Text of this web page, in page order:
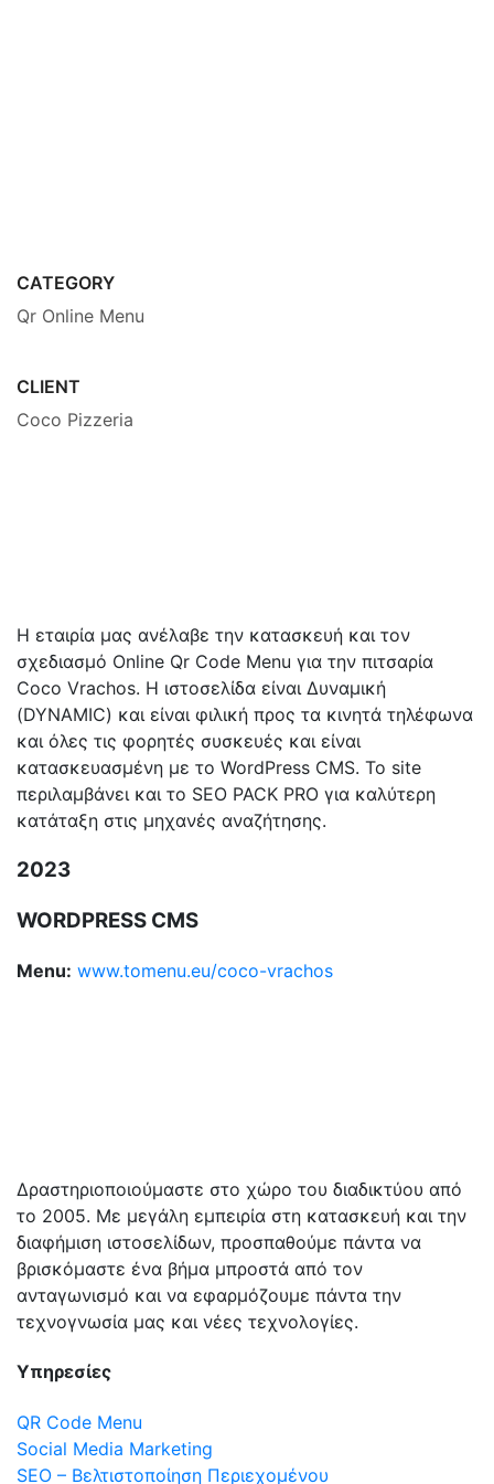
CATEGORY
Qr Online Menu
CLIENT
Coco Pizzeria
Η εταιρία μας ανέλαβε την κατασκευή και τον
σχεδιασμό Online Qr Code Menu για την πιτσαρία
Coco Vrachos. Η ιστοσελίδα είναι Δυναμική
(DYNAMIC) και είναι φιλική προς τα κινητά τηλέφωνα
και όλες τις φορητές συσκευές και είναι
κατασκευασμένη με το WordPress CMS. Το site
περιλαμβάνει και το SEO PACK PRO για καλύτερη
κατάταξη στις μηχανές αναζήτησης.
2023
WORDPRESS CMS
Menu: www.tomenu.eu/coco-vrachos
Δραστηριοποιούμαστε στο χώρο του διαδικτύου από
το 2005. Με μεγάλη εμπειρία στη κατασκευή και την
διαφήμιση ιστοσελίδων, προσπαθούμε πάντα να
βρισκόμαστε ένα βήμα μπροστά από τον
ανταγωνισμό και να εφαρμόζουμε πάντα την
τεχνογνωσία μας και νέες τεχνολογίες.
Υπηρεσίες
QR Code Menu
Social Media Marketing
SEO – Βελτιστοποίηση Περιεχομένου